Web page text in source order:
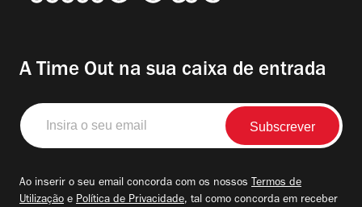
A Time Out na sua caixa de entrada
Insira
o
seu
Ao inserir o seu email concorda com os nossos Termos de
Utilização e Política de Privacidade, tal como concorda em receber